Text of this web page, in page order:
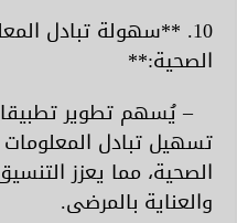
10. **سهولة تبادل
الصحية:**
– يُسهم تطوير
تسهيل تبادل
الصحية، مما يعزز
والعناية بالمرضى.